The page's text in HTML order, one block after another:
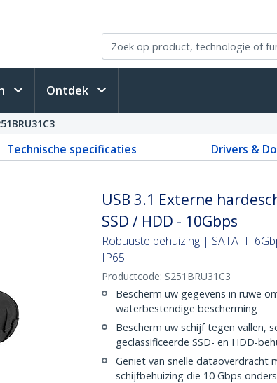
Ontdek
Technische specificaties Drivers &
USB 3.1 Externe
SSD / HDD - 10Gbps
Robuuste behuizing | SATA III
IP65
Productcode: S251BRU31C3
Bescherm uw gegevens in ruwe
waterbestendige bescherming
Bescherm uw schijf tegen vallen,
geclassificeerde SSD- en HDD-
Geniet van snelle dataoverdracht
schijfbehuizing die 10 Gbps